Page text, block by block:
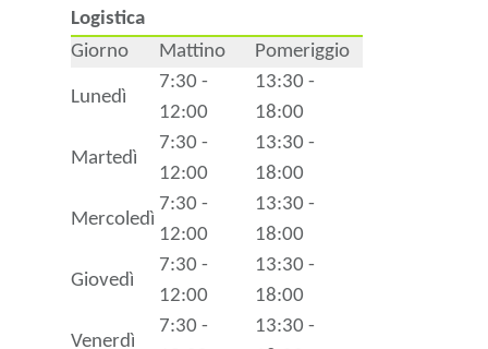
Logistica
Giorno
Mattino Pomeriggio
Lunedì
7:30 -
12:00
13:30 -
18:00
Martedì
7:30 -
12:00
13:30 -
18:00
Mercoledì
7:30 -
12:00
13:30 -
18:00
Giovedì
7:30 -
12:00
13:30 -
18:00
Venerdì
7:30 -
13:30 -